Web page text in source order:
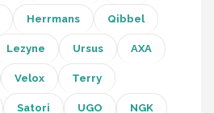
Herrmans Qibbel
Lezyne Ursus AXA
Velox Terry
Satori UGO NGK